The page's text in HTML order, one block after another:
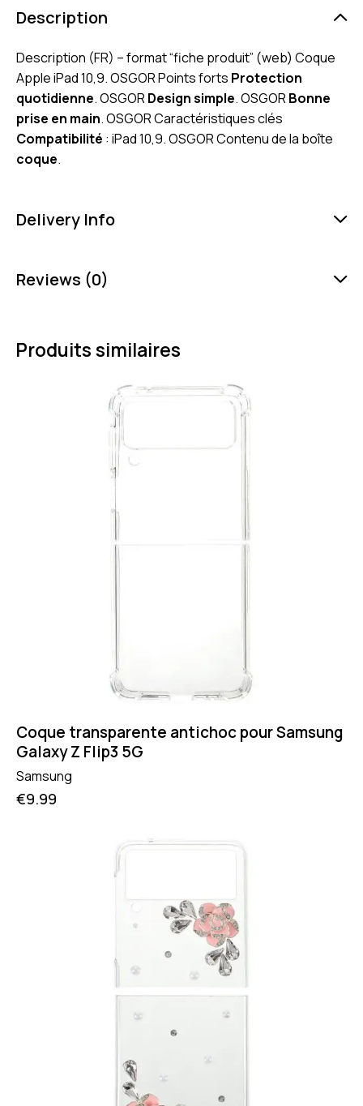
Description
Description (FR) – format “fiche produit” (web) Coque
Apple iPad 10,9. OSGOR Points forts Protection
quotidienne. OSGORDesign simple. OSGORBonne
prise en main. OSGOR Caractéristiques clés
Compatibilité : iPad 10,9. OSGOR Contenu de la boîte
coque.
Delivery Info
Reviews (0)
Produits similaires
Coque transparente antichoc pour Samsung
Galaxy Z Flip3 5G
Samsung
€9.99